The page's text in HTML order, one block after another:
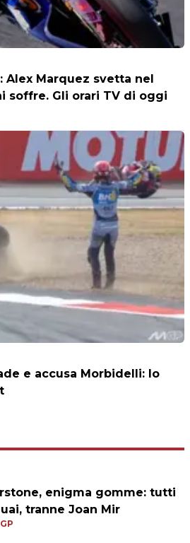
Alex Marquez svetta nel
soffre. Gli orari TV di oggi
e accusa Morbidelli: lo
enigma gomme: tutti
tranne Joan Mir